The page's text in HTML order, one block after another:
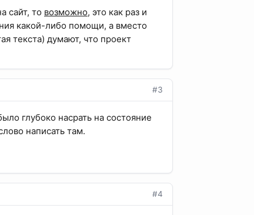
сайт, то возможно, это как раз и
какой-либо помощи, а вместо
текста) думают, что проект
#3
глубоко насрать на состояние
написать там.
#4